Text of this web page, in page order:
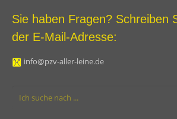
Sie haben Fragen? Schreiben
der E-Mail-Adresse:
info@pzv-aller-leine.de